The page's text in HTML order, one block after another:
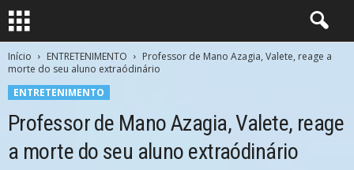
Início ENTRETENIMENTO
Professor de Mano Azagia, Valete, reage a
morte do seu aluno extraódinário
ENTRETENIMENTO
Professor de Mano Azagia, Valete, reage
a morte do seu aluno extraódinário